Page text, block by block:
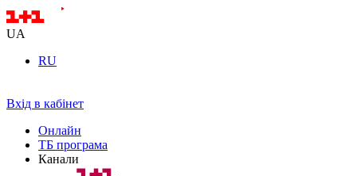
UA
RU
Вхід в кабінет
Онлайн
ТБ програма
Канали